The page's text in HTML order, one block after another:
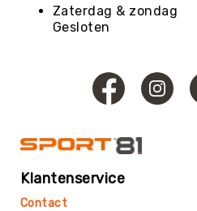
Scouting/Outdoor
Slacklinen
Sporten
Speedbadminton
Squash
Steppen
Zaterdag & zondag
Gesloten
Klantenservice
Contact